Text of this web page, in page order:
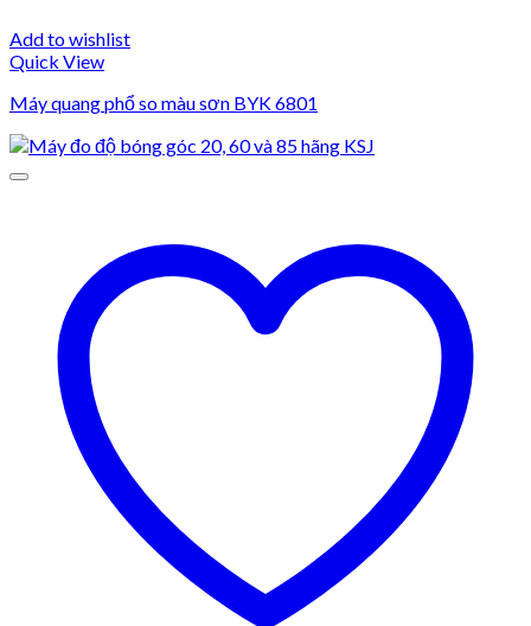
Add to wishlist
Quick View
Máy quang phổ so màu sơn BYK 6801